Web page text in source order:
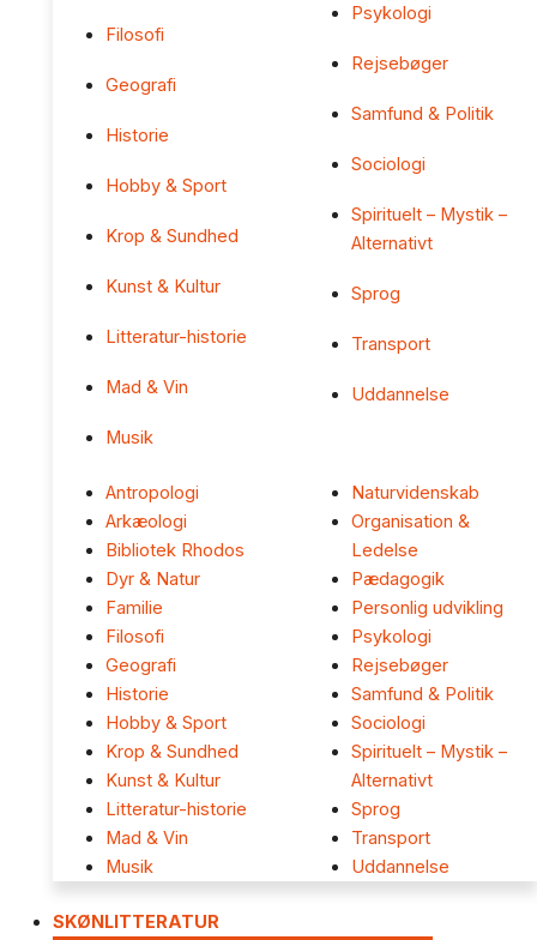
Filosofi
Geografi
Historie
Hobby & Sport
Krop & Sundhed
Kunst & Kultur
Litteratur-historie
Mad & Vin
Musik
Psykologi
Rejsebøger
Samfund & Politik
Sociologi
Spirituelt – Mystik –
Alternativt
Sprog
Transport
Uddannelse
Antropologi
Arkæologi
Bibliotek Rhodos
Dyr & Natur
Familie
Filosofi
Geografi
Historie
Hobby & Sport
Krop & Sundhed
Kunst & Kultur
Litteratur-historie
Mad & Vin
Musik
Naturvidenskab
Organisation &
Ledelse
Pædagogik
Personlig udvikling
Psykologi
Rejsebøger
Samfund & Politik
Sociologi
Spirituelt – Mystik –
Alternativt
Sprog
Transport
Uddannelse
SKØNLITTERATUR